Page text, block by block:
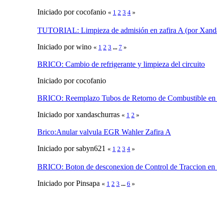
Iniciado por cocofanio « 1 2 3 4 »
TUTORIAL: Limpieza de admisión en zafira A (por
Iniciado por wino « 1 2 3 ... 7 »
BRICO: Cambio de refrigerante y limpieza del circuito
Iniciado por cocofanio
BRICO: Reemplazo Tubos de Retorno de Combustible
Iniciado por xandaschurras « 1 2 »
Brico:Anular valvula EGR Wahler Zafira A
Iniciado por sabyn621 « 1 2 3 4 »
BRICO: Boton de desconexion de Control de Traccion
Iniciado por Pinsapa « 1 2 3 ... 6 »